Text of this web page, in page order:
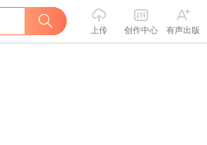
上传 创作中心 有声出版